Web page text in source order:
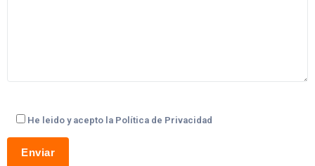
He leido y acepto la Política de Privacidad